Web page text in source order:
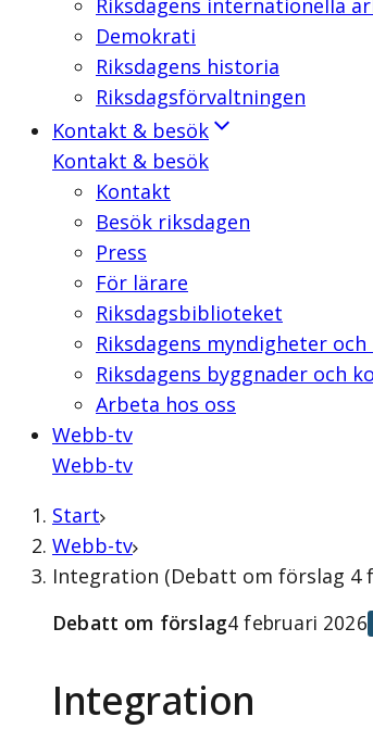
Riksdagens internationella
Demokrati
Riksdagens historia
Riksdagsförvaltningen
Kontakt & besök
Kontakt & besök
Kontakt
Besök riksdagen
Press
För lärare
Riksdagsbiblioteket
Riksdagens myndigheter
Riksdagens byggnader och
Arbeta hos oss
Webb-tv
Webb-tv
Start
Webb-tv
Integration (Debatt om förslag 4
Integration
Debatt om förslag4 februari 2026